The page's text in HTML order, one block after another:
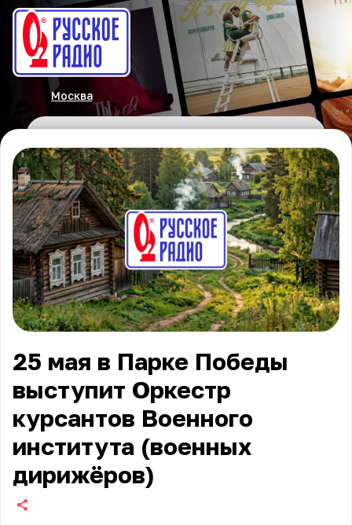
Москва
25 мая в Парке Победы
выступит Оркестр
курсантов Военного
института (военных
дирижёров)